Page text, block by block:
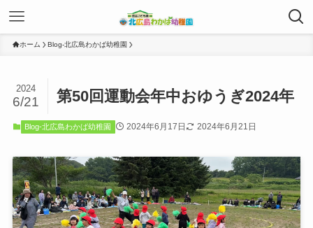
ホーム Blog-北広島わかば幼稚園
第50回運動会年中おゆうぎ2024年
2024
6/21
Blog-北広島わかば幼稚園 2024年6月17日 2024年6月21日